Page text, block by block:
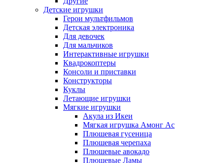
Детские игрушки
Герои мультфильмов
Детская электроника
Для девочек
Для мальчиков
Интерактивные игрушки
Квадрокоптеры
Консоли и приставки
Конструкторы
Куклы
Летающие игрушки
Мягкие игрушки
Акула из Икеи
Мягкая игрушка Амонг Ас
Плюшевая гусеница
Плюшевая черепаха
Плюшевые авокадо
Плюшевые Ламы